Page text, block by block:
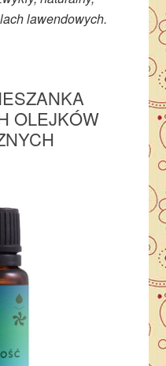
lawendowych.
OLEJKÓW